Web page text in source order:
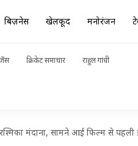
बिज़नेस खेलकूद मनोरंजन
क्रिकेट समाचार राहुल गांधी
रश्मिका मंदाना, सामने आई फिल्म से